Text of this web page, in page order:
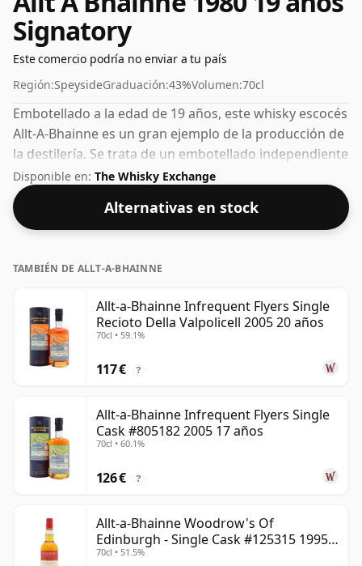
Signatory
Este comercio podría no enviar a tu país
Región:SpeysideGraduación:43%Volumen:70cl
Embotellado a la edad de 19 años, este whisky escocés
Allt-A-Bhainne es un gran ejemplo de la producción de
la destilería. Se trata de un embotellado independiente
de la respetada empresa de whisky Signatory. Con un
volumen de 43% ABV, este whisky se embotella con
una concentración óptima para beber. Se disfruta solo
o con una gota de agua.
Disponible en: The Whisky Exchange
Alternativas en stock
TAMBIÉN DE ALLT-A-BHAINNE
Allt-a-Bhainne Infrequent Flyers Single
Recioto Della Valpolicell 2005 20 años
70cl • 59.1%
117 € ?
Allt-a-Bhainne Infrequent Flyers Single
Cask #805182 2005 17 años
70cl • 60.1%
126 € ?
Allt-a-Bhainne Woodrow's Of
Edinburgh - Single Cask #125315 1995
30 años
70cl • 51.5%